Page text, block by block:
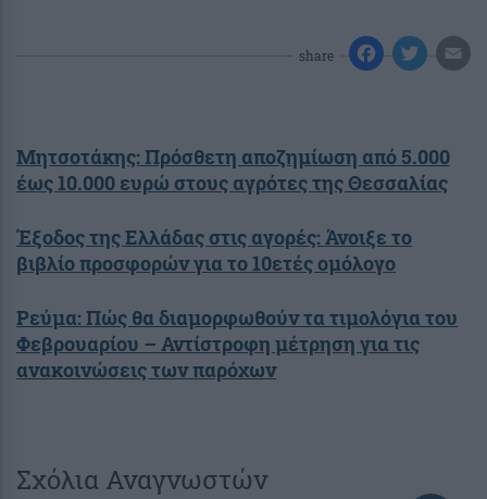
share
Μητσοτάκης: Πρόσθετη αποζημίωση από 5.000
έως 10.000 ευρώ στους αγρότες της Θεσσαλίας
Έξοδος της Ελλάδας στις αγορές: Άνοιξε το
βιβλίο προσφορών για το 10ετές ομόλογο
Ρεύμα: Πώς θα διαμορφωθούν τα τιμολόγια του
Φεβρουαρίου – Αντίστροφη μέτρηση για τις
ανακοινώσεις των παρόχων
Σχόλια Αναγνωστών